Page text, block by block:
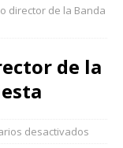
director de la Banda
de la
desactivados